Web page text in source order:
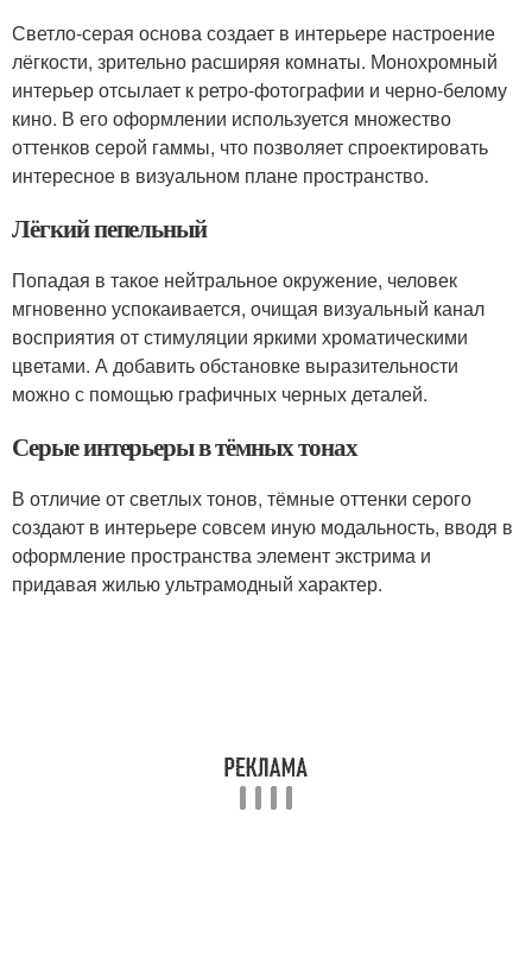
Светло-серая основа создает в интерьере настроение
лёгкости, зрительно расширяя комнаты. Монохромный
интерьер отсылает к ретро-фотографии и черно-белому
кино. В его оформлении используется множество
оттенков серой гаммы, что позволяет спроектировать
интересное в визуальном плане пространство.
Лёгкий пепельный
Попадая в такое нейтральное окружение, человек
мгновенно успокаивается, очищая визуальный канал
восприятия от стимуляции яркими хроматическими
цветами. А добавить обстановке выразительности
можно с помощью графичных черных деталей.
Серые интерьеры в тёмных тонах
В отличие от светлых тонов, тёмные оттенки серого
создают в интерьере совсем иную модальность, вводя в
оформление пространства элемент экстрима и
придавая жилью ультрамодный характер.